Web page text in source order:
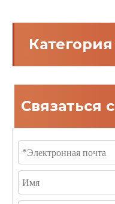
Связаться